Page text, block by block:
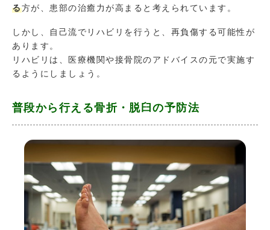
る方が、患部の治癒力が高まると考えられています。
しかし、自己流でリハビリを行うと、再負傷する可能性が
あります。
リハビリは、医療機関や接骨院のアドバイスの元で実施す
るようにしましょう。
普段から行える骨折・脱臼の予防法